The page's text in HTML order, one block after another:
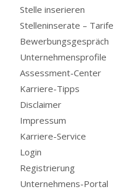
Stelle inserieren
Stelleninserate – Tarife
Bewerbungsgespräch
Unternehmensprofile
Assessment-Center
Karriere-Tipps
Disclaimer
Impressum
Karriere-Service
Login
Registrierung
Unternehmens-Portal